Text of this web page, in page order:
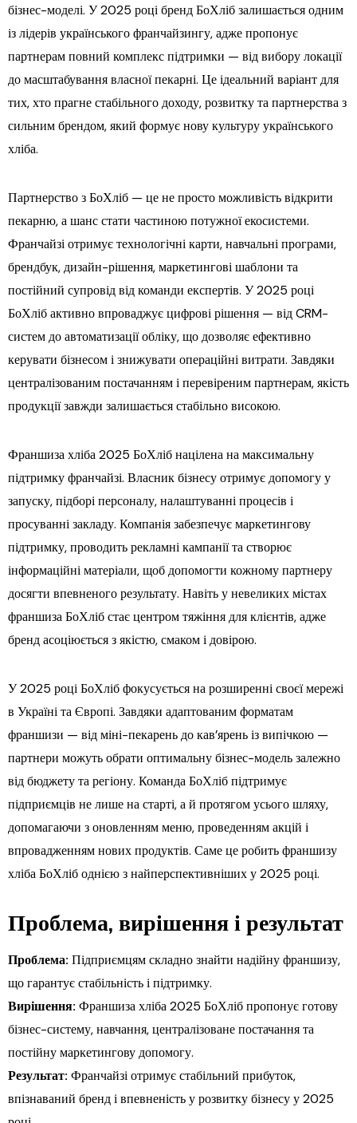
бізнес-моделі. У 2025 році бренд БоХліб залишається одним
із лідерів українського франчайзингу, адже пропонує
партнерам повний комплекс підтримки — від вибору локації
до масштабування власної пекарні. Це ідеальний варіант для
тих, хто прагне стабільного доходу, розвитку та партнерства з
сильним брендом, який формує нову культуру українського
хліба.
Партнерство з БоХліб — це не просто можливість відкрити
пекарню, а шанс стати частиною потужної екосистеми.
Франчайзі отримує технологічні карти, навчальні програми,
брендбук, дизайн-рішення, маркетингові шаблони та
постійний супровід від команди експертів. У 2025 році
БоХліб активно впроваджує цифрові рішення — від CRM-
систем до автоматизації обліку, що дозволяє ефективно
керувати бізнесом і знижувати операційні витрати. Завдяки
централізованим постачанням і перевіреним партнерам, якість
продукції завжди залишається стабільно високою.
Франшиза хліба 2025 БоХліб націлена на максимальну
підтримку франчайзі. Власник бізнесу отримує допомогу у
запуску, підборі персоналу, налаштуванні процесів і
просуванні закладу. Компанія забезпечує маркетингову
підтримку, проводить рекламні кампанії та створює
інформаційні матеріали, щоб допомогти кожному партнеру
досягти впевненого результату. Навіть у невеликих містах
франшиза БоХліб стає центром тяжіння для клієнтів, адже
бренд асоціюється з якістю, смаком і довірою.
У 2025 році БоХліб фокусується на розширенні своєї мережі
в Україні та Європі. Завдяки адаптованим форматам
франшизи — від міні-пекарень до кав’ярень із випічкою —
партнери можуть обрати оптимальну бізнес-модель залежно
від бюджету та регіону. Команда БоХліб підтримує
підприємців не лише на старті, а й протягом усього шляху,
допомагаючи з оновленням меню, проведенням акцій і
впровадженням нових продуктів. Саме це робить франшизу
хліба БоХліб однією з найперспективніших у 2025 році.
Проблема, вирішення і результат
Проблема: Підприємцям складно знайти надійну франшизу,
що гарантує стабільність і підтримку.
Вирішення: Франшиза хліба 2025 БоХліб пропонує готову
бізнес-систему, навчання, централізоване постачання та
постійну маркетингову допомогу.
Результат: Франчайзі отримує стабільний прибуток,
впізнаваний бренд і впевненість у розвитку бізнесу у 2025